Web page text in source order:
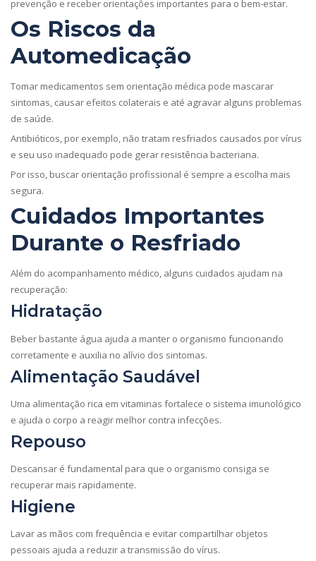
prevenção e receber orientações importantes para o bem-estar.
Os Riscos da
Automedicação
Tomar medicamentos sem orientação médica pode mascarar
sintomas, causar efeitos colaterais e até agravar alguns problemas
de saúde.
Antibióticos, por exemplo, não tratam resfriados causados por vírus
e seu uso inadequado pode gerar resistência bacteriana.
Por isso, buscar orientação profissional é sempre a escolha mais
segura.
Cuidados Importantes
Durante o Resfriado
Além do acompanhamento médico, alguns cuidados ajudam na
recuperação:
Hidratação
Beber bastante água ajuda a manter o organismo funcionando
corretamente e auxilia no alívio dos sintomas.
Alimentação Saudável
Uma alimentação rica em vitaminas fortalece o sistema imunológico
e ajuda o corpo a reagir melhor contra infecções.
Repouso
Descansar é fundamental para que o organismo consiga se
recuperar mais rapidamente.
Higiene
Lavar as mãos com frequência e evitar compartilhar objetos
pessoais ajuda a reduzir a transmissão do vírus.